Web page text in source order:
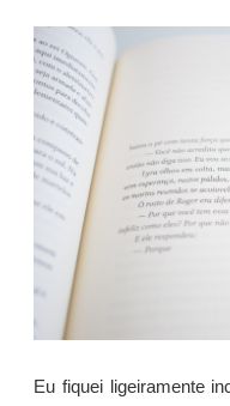
Eu fiquei ligeiramente